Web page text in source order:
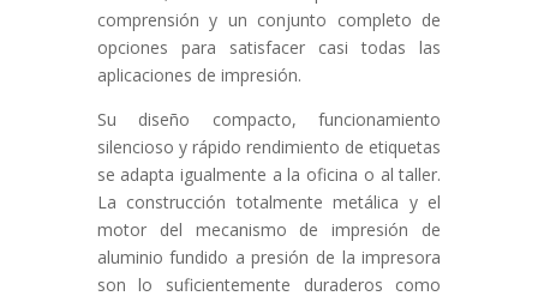
comprensión y un conjunto completo de
opciones para satisfacer casi todas las
aplicaciones de impresión.
Su diseño compacto, funcionamiento
silencioso y rápido rendimiento de etiquetas
se adapta igualmente a la oficina o al taller.
La construcción totalmente metálica y el
motor del mecanismo de impresión de
aluminio fundido a presión de la impresora
son lo suficientemente duraderos como